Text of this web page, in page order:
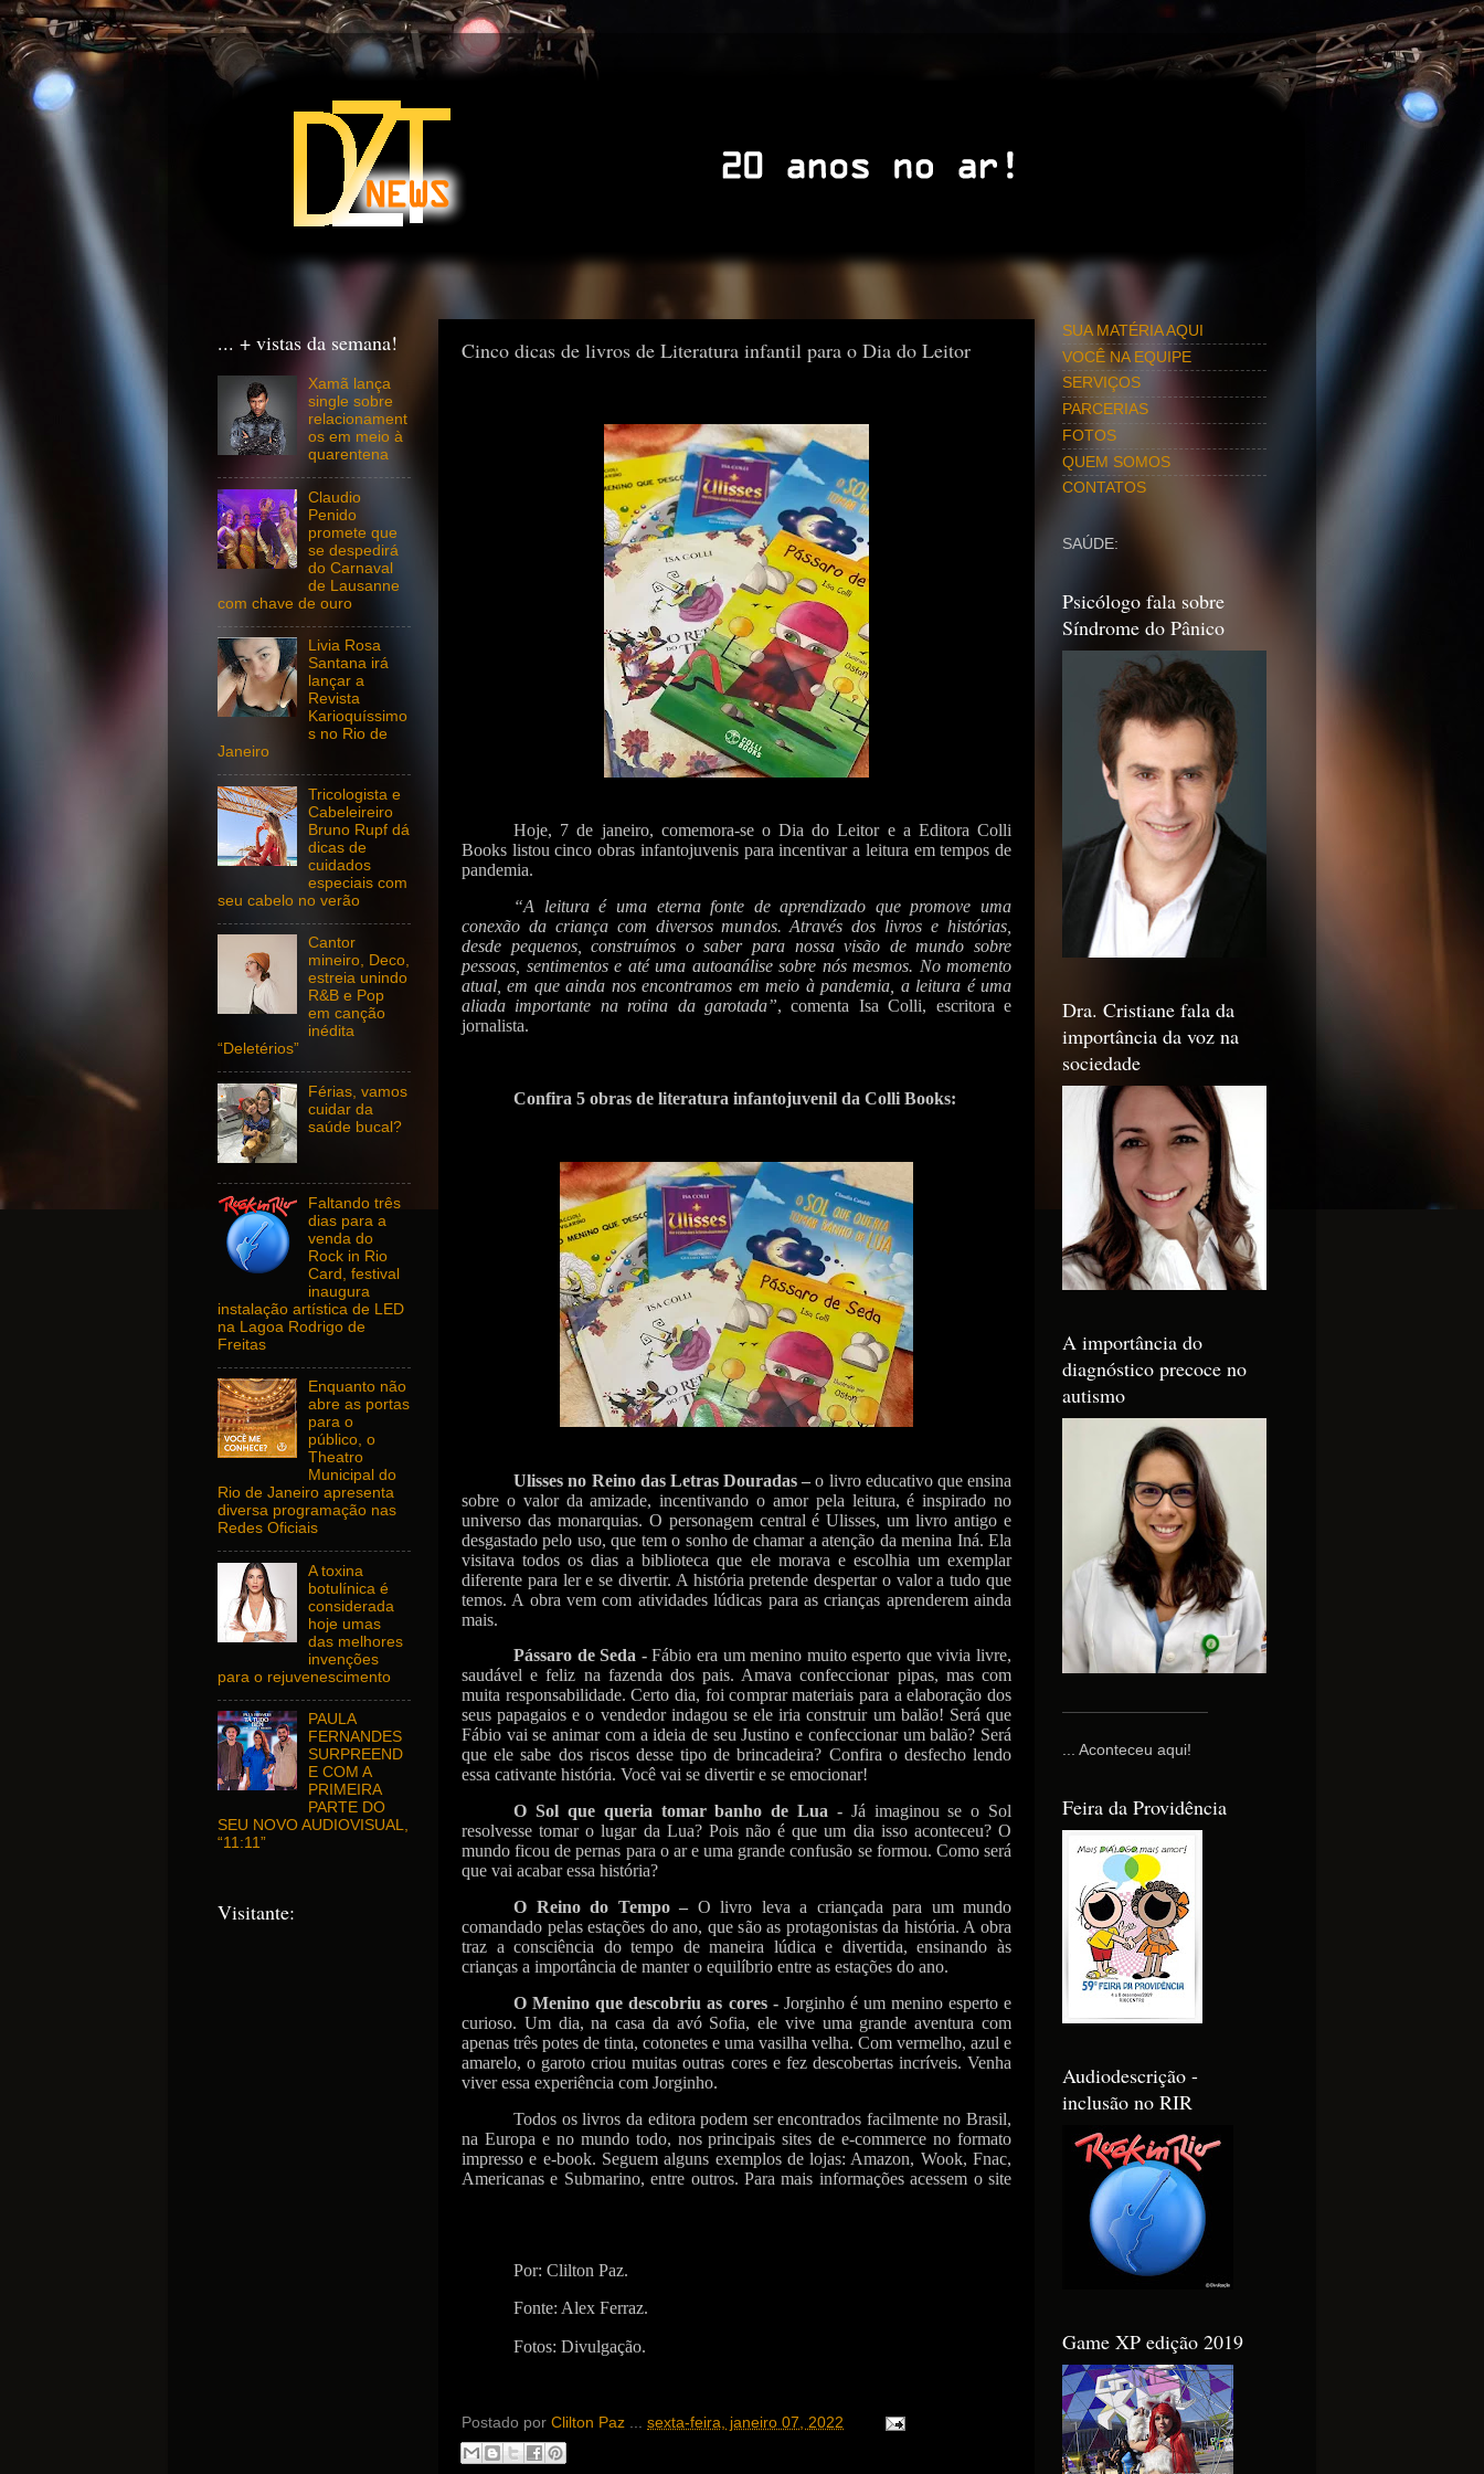
Cinco dicas de livros de Literatura infantil para o Dia do Leitor
Hoje, 7 de janeiro, comemora-se o Dia do Leitor e a Editora Colli
Books listou cinco obras infantojuvenis para incentivar a leitura em tempos de
pandemia.
“A leitura é uma eterna fonte de aprendizado que promove uma
conexão da criança com diversos mundos. Através dos livros e histórias,
desde pequenos, construímos o saber para nossa visão de mundo sobre
pessoas, sentimentos e até uma autoanálise sobre nós mesmos. No momento
atual, em que ainda nos encontramos em meio à pandemia, a leitura é uma
aliada importante na rotina da garotada”, comenta Isa Colli, escritora e
jornalista.
Confira 5 obras de literatura infantojuvenil da Colli Books:
Ulisses no Reino das Letras Douradas – o livro educativo que ensina
sobre o valor da amizade, incentivando o amor pela leitura, é inspirado no
universo das monarquias. O personagem central é Ulisses, um livro antigo e
desgastado pelo uso, que tem o sonho de chamar a atenção da menina Iná. Ela
visitava todos os dias a biblioteca que ele morava e escolhia um exemplar
diferente para ler e se divertir. A história pretende despertar o valor a tudo que
temos. A obra vem com atividades lúdicas para as crianças aprenderem ainda
mais.
Pássaro de Seda -Fábio era um menino muito esperto que vivia livre,
saudável e feliz na fazenda dos pais. Amava confeccionar pipas, mas com
muita responsabilidade. Certo dia, foi comprar materiais para a elaboração dos
seus papagaios e o vendedor indagou se ele iria construir um balão! Será que
Fábio vai se animar com a ideia de seu Justino e confeccionar um balão? Será
que ele sabe dos riscos desse tipo de brincadeira? Confira o desfecho lendo
essa cativante história. Você vai se divertir e se emocionar!
O Sol que queria tomar banho de Lua -Já imaginou se o Sol
resolvesse tomar o lugar da Lua? Pois não é que um dia isso aconteceu? O
mundo ficou de pernas para o ar e uma grande confusão se formou. Como será
que vai acabar essa história?
O Reino do Tempo – O livro leva a criançada para um mundo
comandado pelas estações do ano, que são as protagonistas da história. A obra
traz a consciência do tempo de maneira lúdica e divertida, ensinando às
crianças a importância de manter o equilíbrio entre as estações do ano.
O Menino que descobriu as cores -Jorginho é um menino esperto e
curioso. Um dia, na casa da avó Sofia, ele vive uma grande aventura com
apenas três potes de tinta, cotonetes e uma vasilha velha. Com vermelho, azul e
amarelo, o garoto criou muitas outras cores e fez descobertas incríveis. Venha
viver essa experiência com Jorginho.
Todos os livros da editora podem ser encontrados facilmente no Brasil,
na Europa e no mundo todo, nos principais sites de e-commerce no formato
impresso e e-book. Seguem alguns exemplos de lojas: Amazon, Wook, Fnac,
Americanas e Submarino, entre outros. Para mais informações acessem o site
Por: Clilton Paz.
Fonte: Alex Ferraz.
Fotos: Divulgação.
Postado por Clilton Paz sexta-feira, janeiro 07, 2022
... + vistas da semana!
Xamã lança
single sobre
relacionament
os em meio à
quarentena
Claudio
Penido
promete que
se despedirá
do Carnaval
de Lausanne
com chave de ouro
Livia Rosa
Santana irá
lançar a
Revista
Karioquíssimo
s no Rio de
Janeiro
Tricologista e
Cabeleireiro
Bruno Rupf dá
dicas de
cuidados
especiais com
seu cabelo no verão
Cantor
mineiro, Deco,
estreia unindo
R&B e Pop
em canção
inédita
“Deletérios”
Férias, vamos
cuidar da
saúde bucal?
Faltando três
dias para a
venda do
Rock in Rio
Card, festival
inaugura
instalação artística de LED
na Lagoa Rodrigo de
Freitas
Enquanto não
abre as portas
para o
público, o
Theatro
Municipal do
Rio de Janeiro apresenta
diversa programação nas
Redes Oficiais
A toxina
botulínica é
considerada
hoje umas
das melhores
invenções
para o rejuvenescimento
PAULA
FERNANDES
SURPREEND
E COM A
PRIMEIRA
PARTE DO
SEU NOVO AUDIOVISUAL,
“11:11”
Visitante:
SUA MATÉRIA AQUI
VOCÊ NA EQUIPE
SERVIÇOS
PARCERIAS
FOTOS
QUEM SOMOS
CONTATOS
SAÚDE:
Psicólogo fala sobre
Síndrome do Pânico
Dra. Cristiane fala da
importância da voz na
sociedade
A importância do
diagnóstico precoce no
autismo
... Aconteceu aqui!
Feira da Providência
Audiodescrição -
inclusão no RIR
Game XP edição 2019